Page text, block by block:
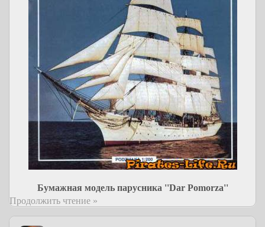
Бумажная модель парусника ''Dar Pomorza''
Продолжить чтение »